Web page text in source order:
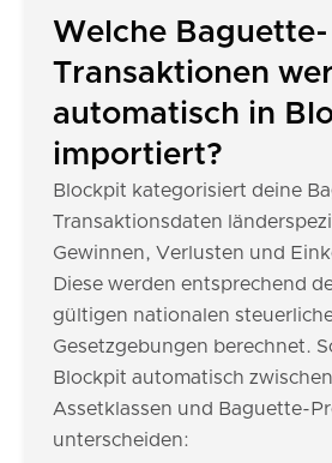
Welche Baguette-
Transaktionen
automatisch in
importiert?
Blockpit kategorisiert deine
Transaktionsdaten
Gewinnen, Verlusten und
Diese werden entsprechend
gültigen nationalen
Gesetzgebungen berechnet.
Blockpit automatisch
Assetklassen und Baguette-
unterscheiden: